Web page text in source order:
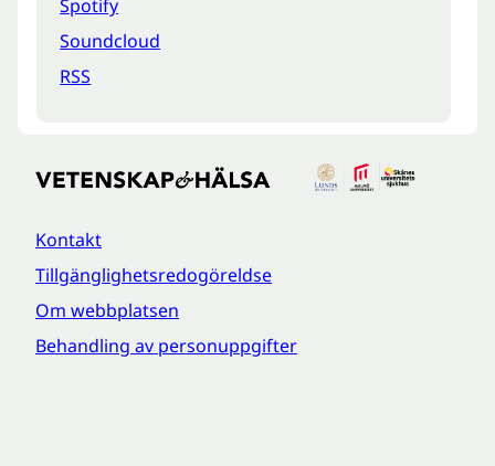
Spotify
Soundcloud
RSS
Kontakt
Tillgänglighetsredogöreldse
Om webbplatsen
Behandling av personuppgifter